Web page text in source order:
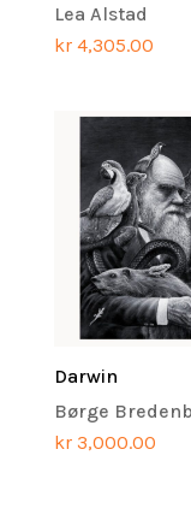
Lea Alstad
kr4,305.00
Darwin
Børge
kr3,000.00